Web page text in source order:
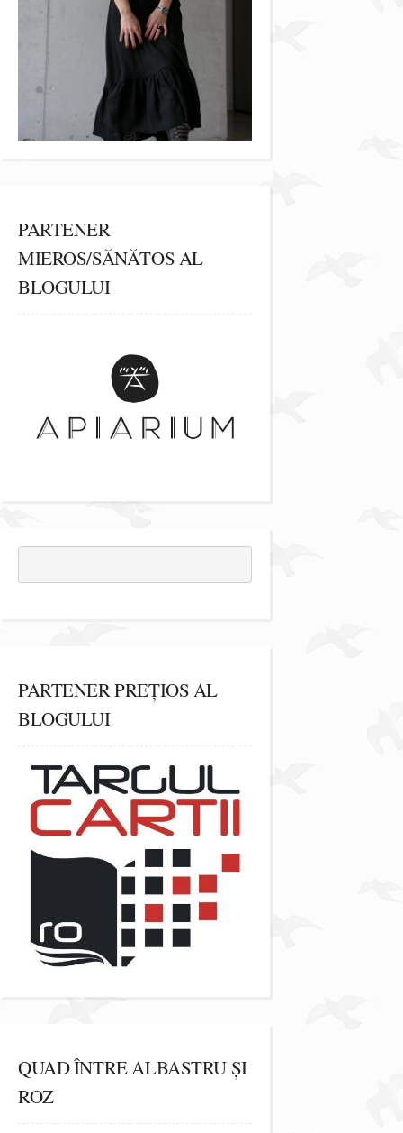
PARTENER
MIEROS/SĂNĂTOS AL
BLOGULUI
PARTENER PREȚIOS AL
BLOGULUI
QUAD ÎNTRE ALBASTRU ȘI
ROZ